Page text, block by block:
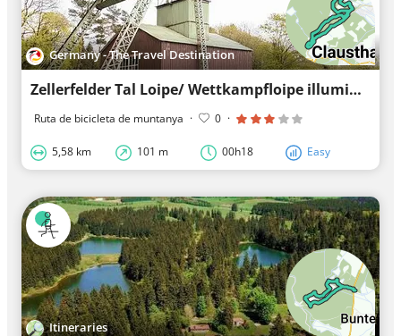
Germany - The Travel Destination
Zellerfelder Tal Loipe/ Wettkampfloipe illuminated
Ruta de bicicleta de muntanya · 0 ·
5,58 km 101 m 00h18 Easy
Itineraries